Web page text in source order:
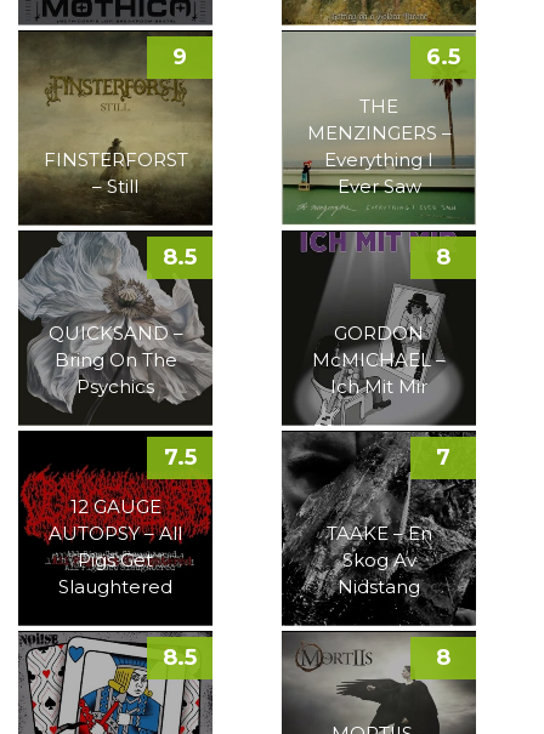
FINSTERFORST
– Still
9
THE
MENZINGERS –
Everything I
Ever Saw
6.5
QUICKSAND –
Bring On The
Psychics
8.5
GORDON
McMICHAEL –
Ich Mit Mir
8
12 GAUGE
AUTOPSY – All
Pigs Get
Slaughtered
7.5
TAAKE – En
Skog Av
Nidstang
7
8.5 8